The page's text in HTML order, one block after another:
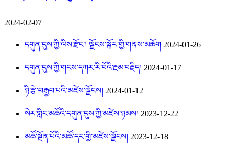
2024-02-07
དགུན་དུས་ཀྱི་ལིས་རྫོང་། ལྗོངས་སྐོར་གྱི་གནས་མཆོག 2024-01-26
དགུན་དུས་ཀྱི་གངས་དཀར་རི་བོའི་རྔམ་བརྗིད། 2024-01-17
ཉི་རྩེ་བརྒྱབ་པའི་མཛེས་ལྗོངས། 2024-01-12
སེར་གླིང་མཚོའི་དགུན་དུས་ཀྱི་མཛེས་ཉམས། 2023-12-22
མཚོ་སྔོན་པོའི་མཚོ་དར་གྱི་མཛེས་ལྗོངས། 2023-12-18